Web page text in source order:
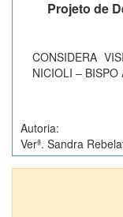
Projeto de
CONSIDERA
NICIOLI – BISPO
Autoria:
Verª. Sandra